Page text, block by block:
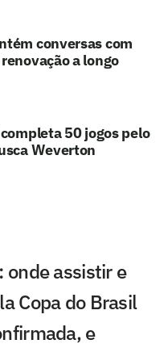
conversas com
a longo
50 jogos pelo
Weverton
onde assistir e
Copa do Brasil
e